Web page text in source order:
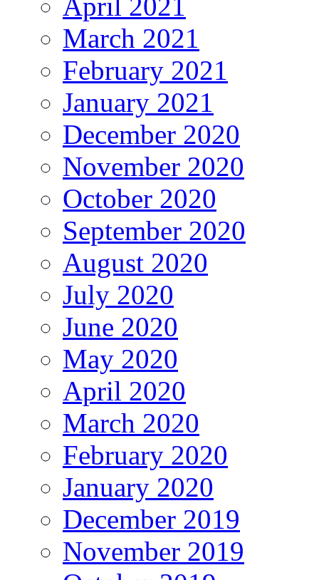
March 2021
February 2021
January 2021
December 2020
November 2020
October 2020
September 2020
August 2020
July 2020
June 2020
May 2020
April 2020
March 2020
February 2020
January 2020
December 2019
November 2019